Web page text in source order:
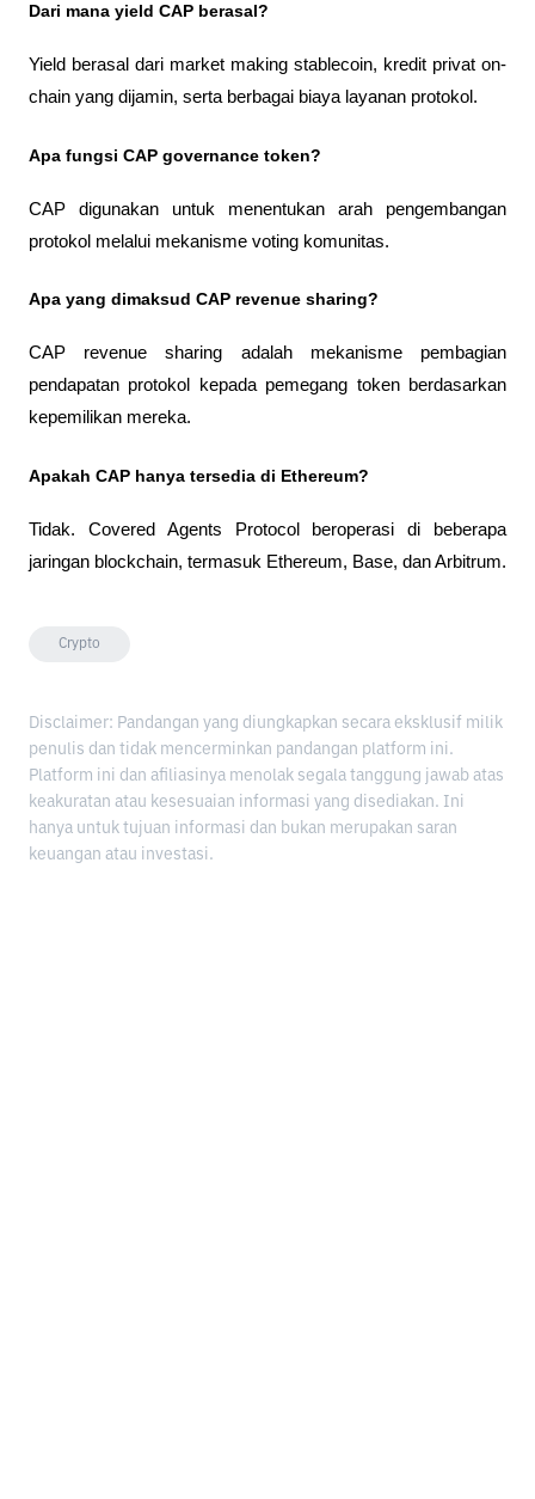
Dari mana yield CAP berasal?
Yield berasal dari market making stablecoin, kredit privat on-
chain yang dijamin, serta berbagai biaya layanan protokol.
Apa fungsi CAP governance token?
CAP digunakan untuk menentukan arah pengembangan
protokol melalui mekanisme voting komunitas.
Apa yang dimaksud CAP revenue sharing?
CAP revenue sharing adalah mekanisme pembagian
pendapatan protokol kepada pemegang token berdasarkan
kepemilikan mereka.
Apakah CAP hanya tersedia di Ethereum?
Tidak. Covered Agents Protocol beroperasi di beberapa
jaringan blockchain, termasuk Ethereum, Base, dan Arbitrum.
Crypto
Disclaimer: Pandangan yang diungkapkan secara eksklusif milik
penulis dan tidak mencerminkan pandangan platform ini.
Platform ini dan afiliasinya menolak segala tanggung jawab atas
keakuratan atau kesesuaian informasi yang disediakan. Ini
hanya untuk tujuan informasi dan bukan merupakan saran
keuangan atau investasi.